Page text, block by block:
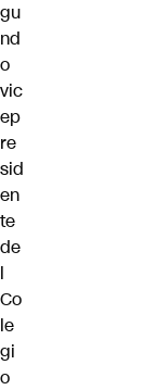
gu
nd
o
vic
ep
re
sid
en
te
de
l
Co
le
gi
o